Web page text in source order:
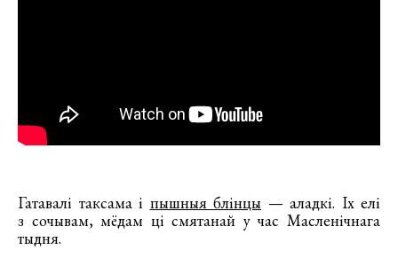
Гатавалі таксама і пышныя блінцы — аладкі. Іх елі
з сочывам, мёдам ці смятанай у час Масленічнага
тыдня.